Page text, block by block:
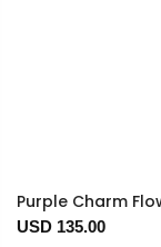
Purple Charm
USD 135.00